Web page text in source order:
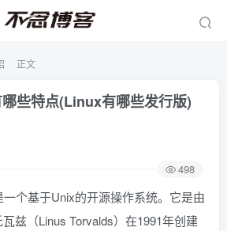
正文
些特点(Linux有哪些发行版)
498
一个基于Unix的开源操作系统。它是由
兹（Linus Torvalds）在1991年创建